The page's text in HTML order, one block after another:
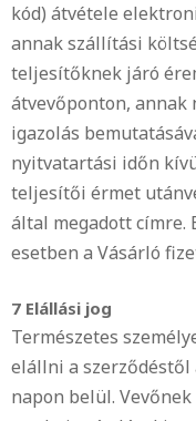
kód) átvétele
annak szállítási
teljesítőknek járó
átvevőponton,
igazolás
nyitvatartási időn
teljesítői érmet
által megadott címre.
esetben a Vásárló
7 Elállási jog
Természetes
elállni a
napon belül.